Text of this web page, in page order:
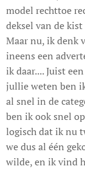
model rechttoe
deksel van de
Maar nu, ik denk
ineens een
ik daar.... Juist
jullie weten ben
al snel in de
ben ik ook snel
logisch dat ik nu
we dus al één
wilde, en ik vind